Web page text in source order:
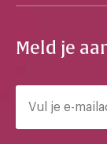
Meld je